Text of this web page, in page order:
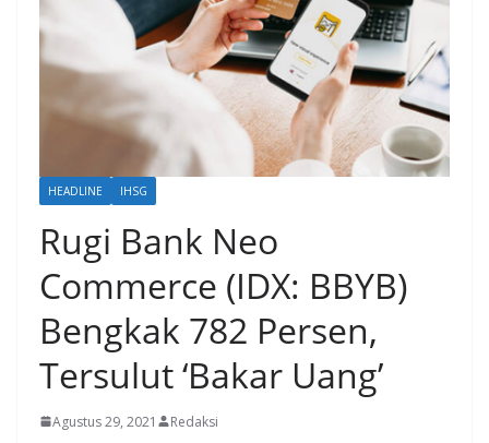
HEADLINE IHSG
Rugi Bank Neo
Commerce (IDX: BBYB)
Bengkak 782 Persen,
Tersulut ‘Bakar Uang’
Agustus 29, 2021 Redaksi